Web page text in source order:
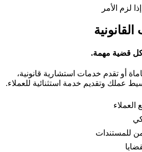
لزم الأمر
كل قضية مهمة.
أو تقدم خدمات استشارية قانونية،
للمستندات